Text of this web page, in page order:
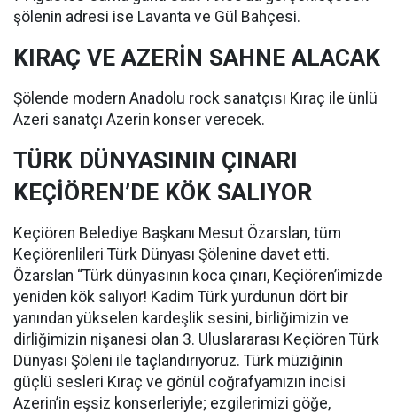
şölenin adresi ise Lavanta ve Gül Bahçesi.
KIRAÇ VE AZERİN SAHNE ALACAK
Şölende modern Anadolu rock sanatçısı Kıraç ile ünlü
Azeri sanatçı Azerin konser verecek.
TÜRK DÜNYASININ ÇINARI
KEÇİÖREN’DE KÖK SALIYOR
Keçiören Belediye Başkanı Mesut Özarslan, tüm
Keçiörenlileri Türk Dünyası Şölenine davet etti.
Özarslan “Türk dünyasının koca çınarı, Keçiören’imizde
yeniden kök salıyor! Kadim Türk yurdunun dört bir
yanından yükselen kardeşlik sesini, birliğimizin ve
dirliğimizin nişanesi olan 3. Uluslararası Keçiören Türk
Dünyası Şöleni ile taçlandırıyoruz. Türk müziğinin
güçlü sesleri Kıraç ve gönül coğrafyamızın incisi
Azerin’in eşsiz konserleriyle; ezgilerimizi göğe,